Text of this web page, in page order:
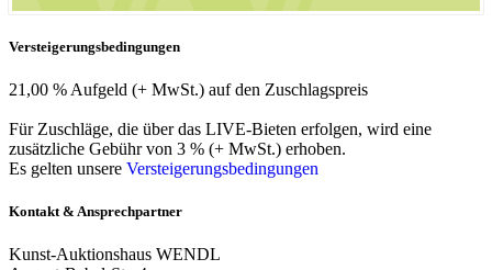
Versteigerungsbedingungen
21,00 % Aufgeld (+ MwSt.) auf den Zuschlagspreis
Für Zuschläge, die über das LIVE-Bieten erfolgen, wird eine
zusätzliche Gebühr von 3 % (+ MwSt.) erhoben.
Es gelten unsere Versteigerungsbedingungen
Kontakt & Ansprechpartner
Kunst-Auktionshaus WENDL